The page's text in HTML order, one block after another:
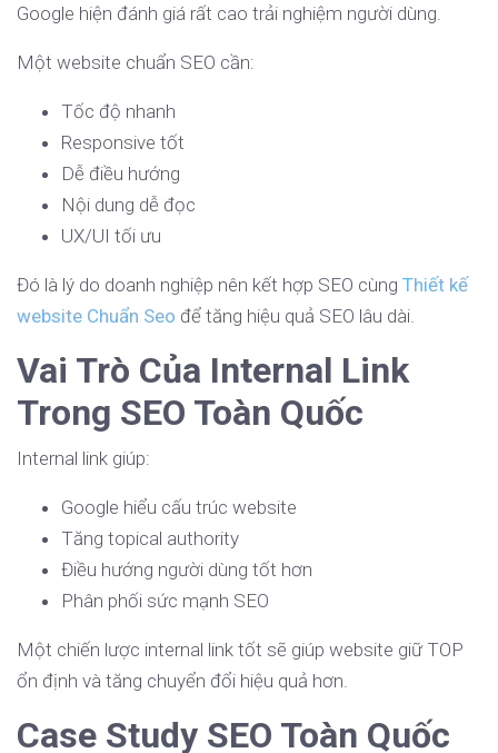
Google hiện đánh giá rất cao trải nghiệm người dùng.
Một website chuẩn SEO cần:
Tốc độ nhanh
Responsive tốt
Dễ điều hướng
Nội dung dễ đọc
UX/UI tối ưu
Đó là lý do doanh nghiệp nên kết hợp SEO cùng Thiết kế
website Chuẩn Seo để tăng hiệu quả SEO lâu dài.
Vai Trò Của Internal Link
Trong SEO Toàn Quốc
Internal link giúp:
Google hiểu cấu trúc website
Tăng topical authority
Điều hướng người dùng tốt hơn
Phân phối sức mạnh SEO
Một chiến lược internal link tốt sẽ giúp website giữ TOP
ổn định và tăng chuyển đổi hiệu quả hơn.
Case Study SEO Toàn Quốc